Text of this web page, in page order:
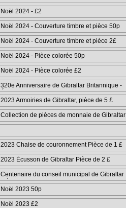
Noël 2024 - £2
Noël 2024 - Couverture timbre et pièce 50p
Noël 2024 - Couverture timbre et pièce 2£
Noël 2024 - Pièce colorée 50p
Noël 2024 - Pièce colorée £2
320e Anniversaire de Gibraltar Britannique -
Éditi
2023 Armoiries de Gibraltar, pièce de 5 £
Collection de pièces de monnaie de Gibraltar
de 20
2023 Chaise de couronnement Pièce de 1 £
2023 Écusson de Gibraltar Pièce de 2 £
Centenaire du conseil municipal de Gibraltar
Pièce
Noël 2023 50p
Noël 2023 £2